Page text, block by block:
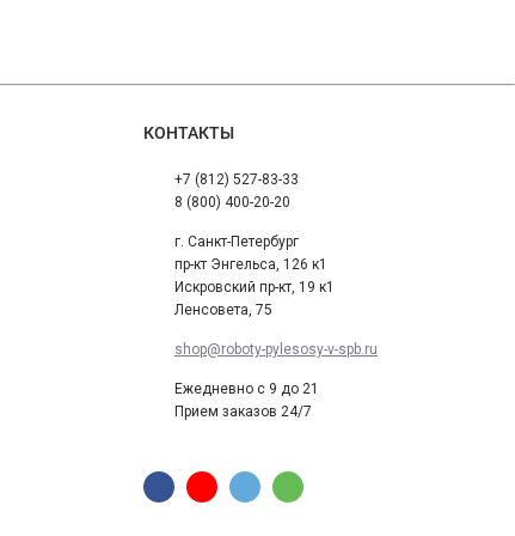
КОНТАКТЫ
+7 (812) 527-83-33
8 (800) 400-20-20
г. Санкт-Петербург
пр-кт Энгельса, 126 к1
Искровский пр-кт, 19 к1
Ленсовета, 75
shop@roboty-pylesosy-v-spb.ru
Ежедневно с 9 до 21
Прием заказов 24/7